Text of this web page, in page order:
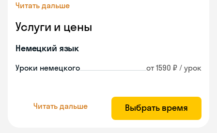
Читать дальше
Услуги и цены
Немецкий язык
Уроки немецкого от 1590 ₽ / урок
Читать дальше Выбрать время